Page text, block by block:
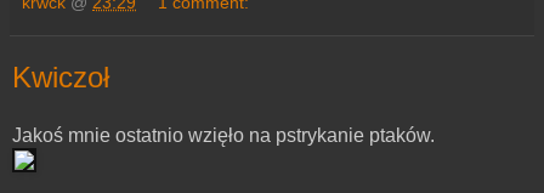
Kwiczoł
Jakoś mnie ostatnio wzięło na pstrykanie ptaków.